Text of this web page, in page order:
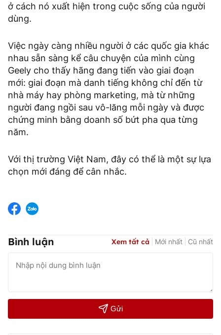
ở cách nó xuất hiện trong cuộc sống của người
dùng.
Việc ngày càng nhiều người ở các quốc gia khác
nhau sẵn sàng kể câu chuyện của mình cùng
Geely cho thấy hãng đang tiến vào giai đoạn
mới: giai đoạn mà danh tiếng không chỉ đến từ
nhà máy hay phòng marketing, mà từ những
người đang ngồi sau vô-lăng mỗi ngày và được
chứng minh bằng doanh số bứt pha qua từng
năm.
Với thị trường Việt Nam, đây có thể là một sự lựa
chọn mới đáng để cân nhắc.
Bình luận Xem tất cả Mới nhất Cũ nhất
Gửi